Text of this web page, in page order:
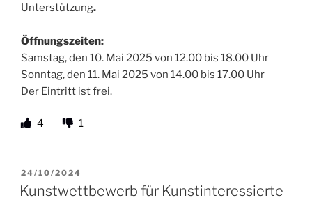
Unterstützung.
Öffnungszeiten:
Samstag, den 10. Mai 2025 von 12.00 bis 18.00 Uhr
Sonntag, den 11. Mai 2025 von 14.00 bis 17.00 Uhr
Der Eintritt ist frei.
4 1
VERÖFFENTLICHT
AM
24/10/2024
Kunstwettbewerb für Kunstinteressierte